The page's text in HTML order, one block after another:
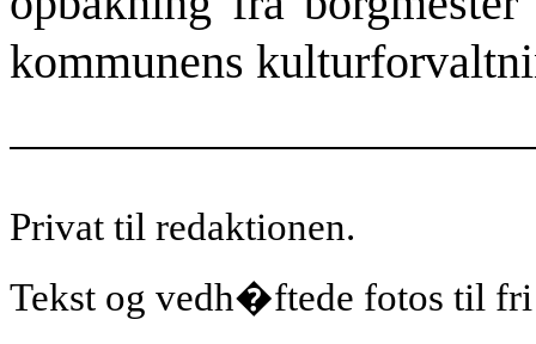
kommunens
Privat til redaktionen.
Tekst og vedh�ftede fotos til fri